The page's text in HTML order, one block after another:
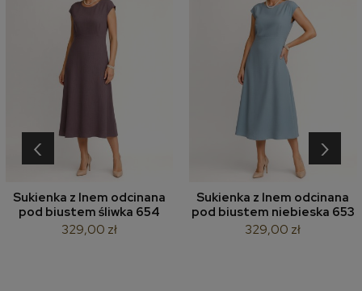
Sukienka z lnem odcinana
pod biustem śliwka 654
329,00 zł
Sukienka z lnem odcinana
pod biustem niebieska 653
329,00 zł
‹ ›